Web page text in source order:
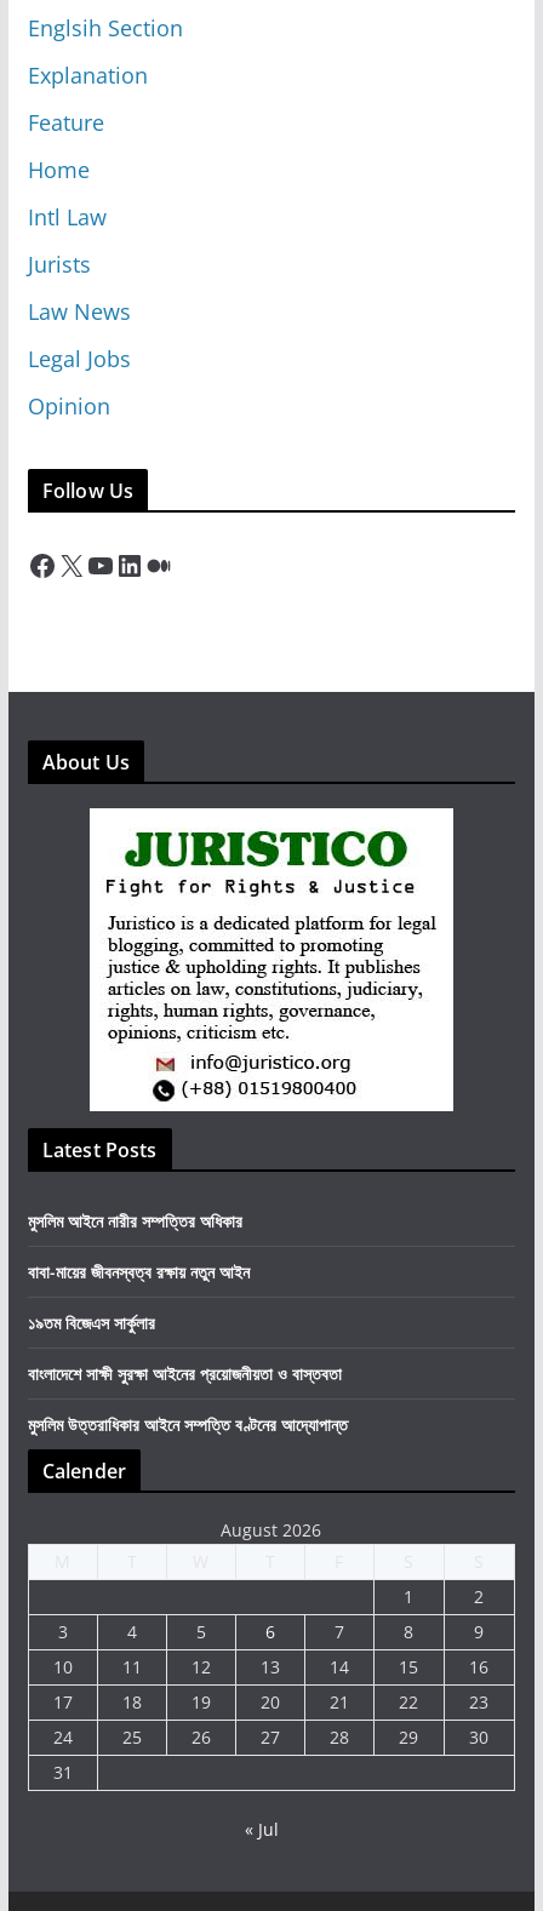
Englsih Section
Explanation
Feature
Home
Intl Law
Jurists
Law News
Legal Jobs
Opinion
Follow Us
Facebook X YouTube LinkedIn Medium
About Us
Latest Posts
মুসলিম আইনে নারীর সম্পত্তির অধিকার
বাবা-মায়ের জীবনস্বত্ব রক্ষায় নতুন আইন
১৯তম বিজেএস সার্কুলার
বাংলাদেশে সাক্ষী সুরক্ষা আইনের প্রয়োজনীয়তা ও বাস্তবতা
মুসলিম উত্তরাধিকার আইনে সম্পত্তি বণ্টনের আদ্যোপান্ত
Calender
August 2026
1
2
3
4 5 6 7 8
9
10
11 12 13 14 15
16
17
18 19 20 21 22
23
24
25 26 27 28 29
30
31
« Jul